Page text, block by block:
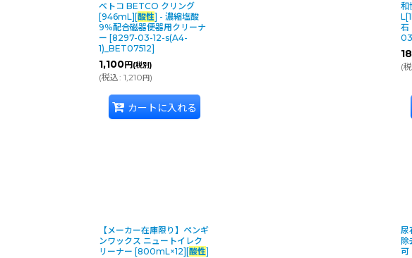
ベトコ BETCO クリング
[946mL][酸性] - 濃縮塩酸
9％配合磁器便器用クリーナ
ー [8297-03-12-s(A4-
1)_BET07512]
1,100円 (税別)
(税込: 1,210円)
カートに入れる
和
石
(
【メーカー在庫限り】ペンギ
ンワックス ニュートイレク
リーナー [800mL×12][酸性]
尿
可